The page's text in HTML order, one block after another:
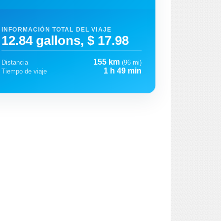
INFORMACIÓN TOTAL DEL VIAJE
12.84 gallons, $ 17.98
Distancia 155 km (96 mi)
Tiempo de viaje
1 h 49 min